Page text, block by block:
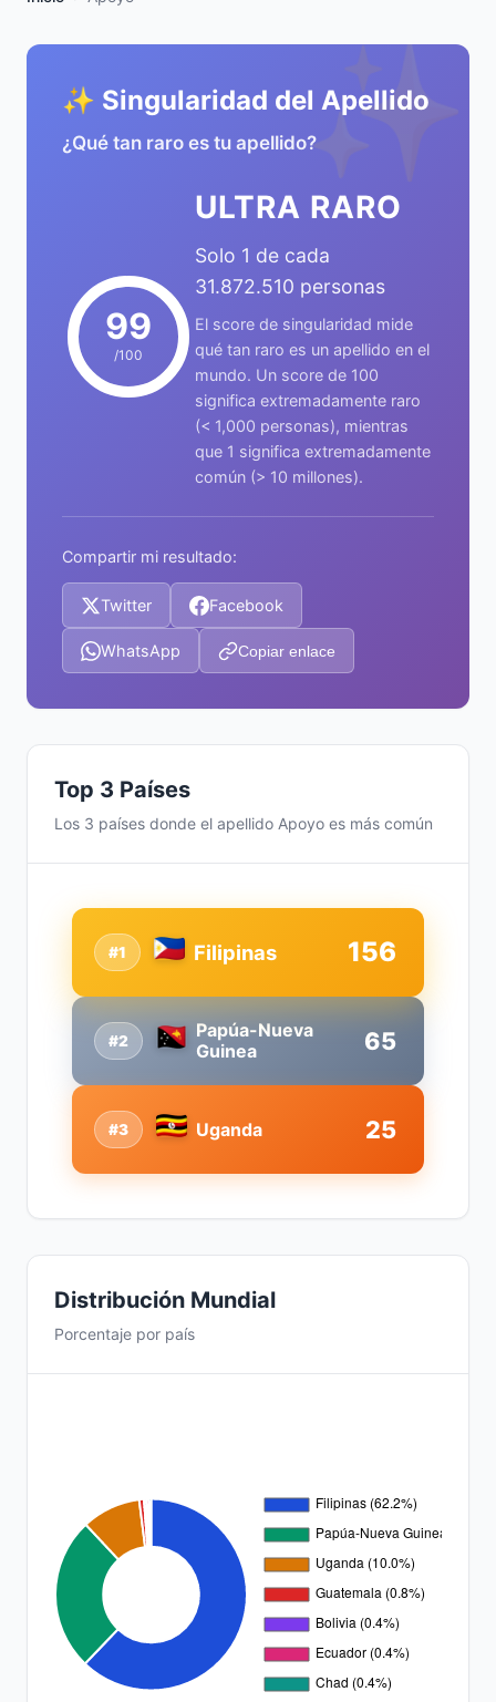
✨
✨ Singularidad del Apellido
¿Qué tan raro es tu apellido?
99
/100
ULTRA RARO
Solo 1 de cada
31.872.510 personas
El score de singularidad mide
qué tan raro es un apellido en el
mundo. Un score de 100
significa extremadamente raro
(< 1,000 personas), mientras
que 1 significa extremadamente
común (> 10 millones).
Compartir mi resultado:
Twitter Facebook
WhatsApp Copiar enlace
Top 3 Países
Los 3 países donde el apellido Apoyo es más común
#2
Papúa-Nueva
Guinea
65
#1 Filipinas 156
#3 Uganda 25
Distribución Mundial
Porcentaje por país